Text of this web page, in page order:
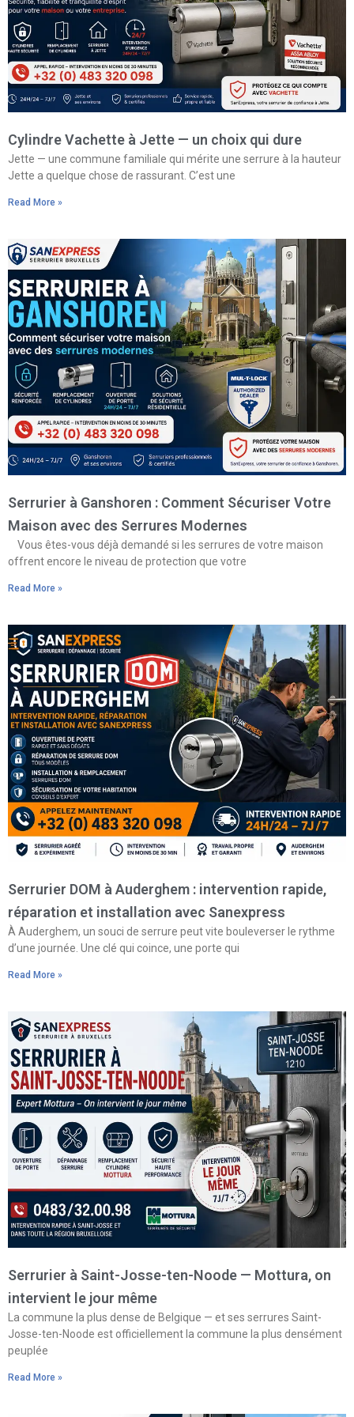
Cylindre Vachette à Jette — un choix qui dure
Jette — une commune familiale qui mérite une serrure à la hauteur
Jette a quelque chose de rassurant. C’est une
Read More »
Serrurier à Ganshoren : Comment Sécuriser Votre
Maison avec des Serrures Modernes
Vous êtes-vous déjà demandé si les serrures de votre maison
offrent encore le niveau de protection que votre
Read More »
Serrurier DOM à Auderghem : intervention rapide,
réparation et installation avec Sanexpress
À Auderghem, un souci de serrure peut vite bouleverser le rythme
d’une journée. Une clé qui coince, une porte qui
Read More »
Serrurier à Saint-Josse-ten-Noode — Mottura, on
intervient le jour même
La commune la plus dense de Belgique — et ses serrures Saint-
Josse-ten-Noode est officiellement la commune la plus densément
peuplée
Read More »